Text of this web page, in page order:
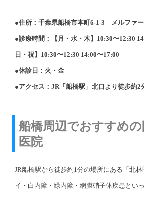
●住所：千葉県船橋市本町6-1-3 メルファ
●診療時間：【月・水・木】10:30〜12:30
日・祝】10:30〜12:30 14:00〜17:00
●休診日：火・金
●アクセス：JR「船橋駅」北口より徒歩約2
船橋周辺でおすすめ
医院
JR船橋駅から徒歩約1分の場所にある「北
イ・白内障・緑内障・網膜硝子体疾患とい